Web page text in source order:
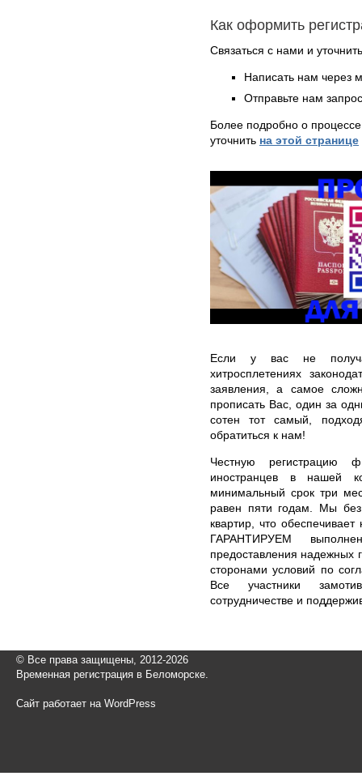
Как оформить
Связаться с нами и
Написать нам через
Отправьте нам
Более подробно о
уточнить на этой странице
Если у вас не
хитросплетениях
заявления, а самое
прописать Вас, один за
сотен тот самый,
обратиться к нам!
Честную регистрацию
иностранцев в нашей
минимальный срок три
равен пяти годам. Мы
квартир, что
ГАРАНТИРУЕМ
предоставления надежных
сторонами условий по
Все участники
сотрудничестве и
© Все права защищены, 2012-2026
Временная регистрация в Беломорске.
Сайт работает на WordPress